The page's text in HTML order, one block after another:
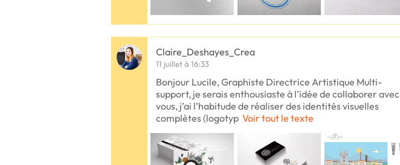
Claire_Deshayes_Crea
11 juillet à 16:33
Bonjour Lucile, Graphiste Directrice Artistique Multi-
support, je serais enthousiaste à l’idée de collaborer avec
vous, j’ai l’habitude de réaliser des identités visuelles
complètes (logotyp Voir tout le texte